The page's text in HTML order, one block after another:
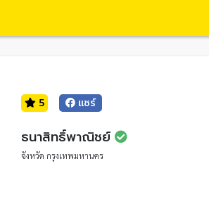
5 แชร์
ธนาสิทธิ์พาณิชย์
จังหวัด กรุงเทพมหานคร